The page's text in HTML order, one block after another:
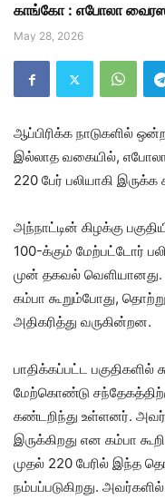
காங்கோ : எபோலா
May 28, 2026
ஆப்பிரிக்க நாடுகளில்
இல்லாத வகையில், எபோலா
220 பேர் பலியாகி
அந்நாட்டின் கிழக்கு
100-க்கும் மேற்பட்டோர்
முன் தகவல் வெளியானது.
கம்பா கூறும்போது,
அதிகரித்து வருகின்றன.
பாதிக்கப்பட்ட பகுதிகளில்
மேற்கொண்டு
கண்டறிந்து உள்ளனர்.
இருக்கிறது என கம்பா
முதல் 220 பேரில் இந்த
நம்பப்படுகிறது.